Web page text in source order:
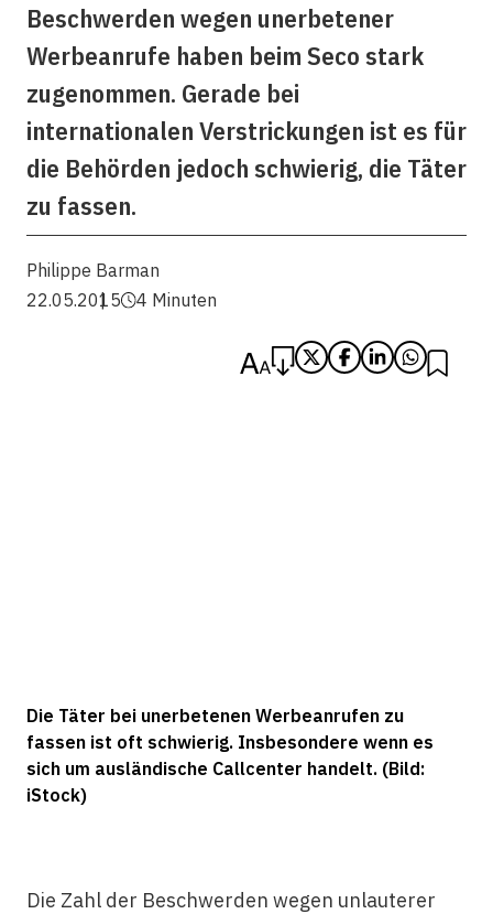
Beschwerden wegen unerbetener
Werbeanrufe haben beim Seco stark
zugenommen. Gerade bei
internationalen Verstrickungen ist es für
die Behörden jedoch schwierig, die Täter
zu fassen.
Philippe Barman
22.05.2015
4 Minuten
Die Täter bei unerbetenen Werbeanrufen zu
fassen ist oft schwierig. Insbesondere wenn es
sich um ausländische Callcenter handelt. (Bild:
iStock)
Die Zahl der Beschwerden wegen unlauterer